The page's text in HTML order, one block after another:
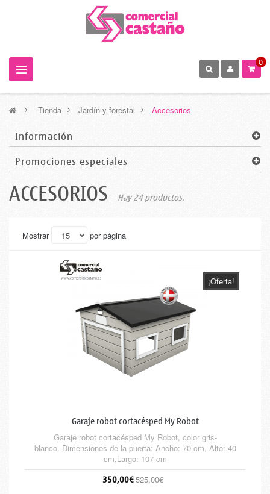
0
> Tienda > Jardín y forestal > Accesorios
Información
Promociones especiales
ACCESORIOS Hay 24 productos.
Mostrar por página
¡Oferta!
Garaje robot cortacésped My Robot
Garaje robot cortacésped My Robot, color gris-
blanco. Dimensiones de la puerta: Ancho: 70 cm, Alto: 40
cm,Largo: 107 cm
350,00€525,00€